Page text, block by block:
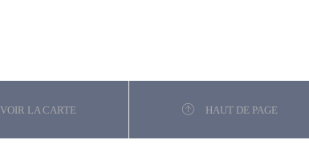
VOIR LA CARTE HAUT DE PAGE